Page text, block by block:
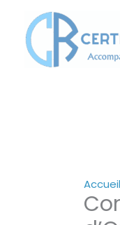
contenu
Accueil